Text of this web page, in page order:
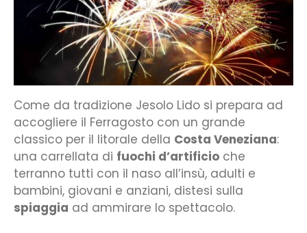
Come da tradizione Jesolo Lido si prepara ad
accogliere il Ferragosto con un grande
classico per il litorale della Costa Veneziana:
una carrellata di fuochi d’artificio che
terranno tutti con il naso all’insù, adulti e
bambini, giovani e anziani, distesi sulla
spiaggia ad ammirare lo spettacolo.